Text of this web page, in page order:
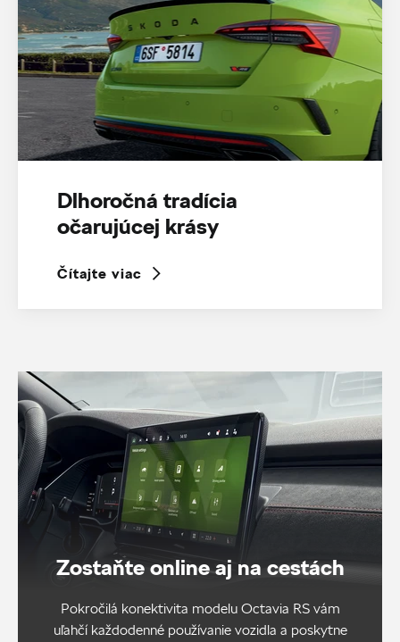
Dlhoročná tradícia
očarujúcej krásy
Čítajte viac
Zostaňte online aj na cestách
Pokročilá konektivita modelu Octavia RS vám
uľahčí každodenné používanie vozidla a poskytne